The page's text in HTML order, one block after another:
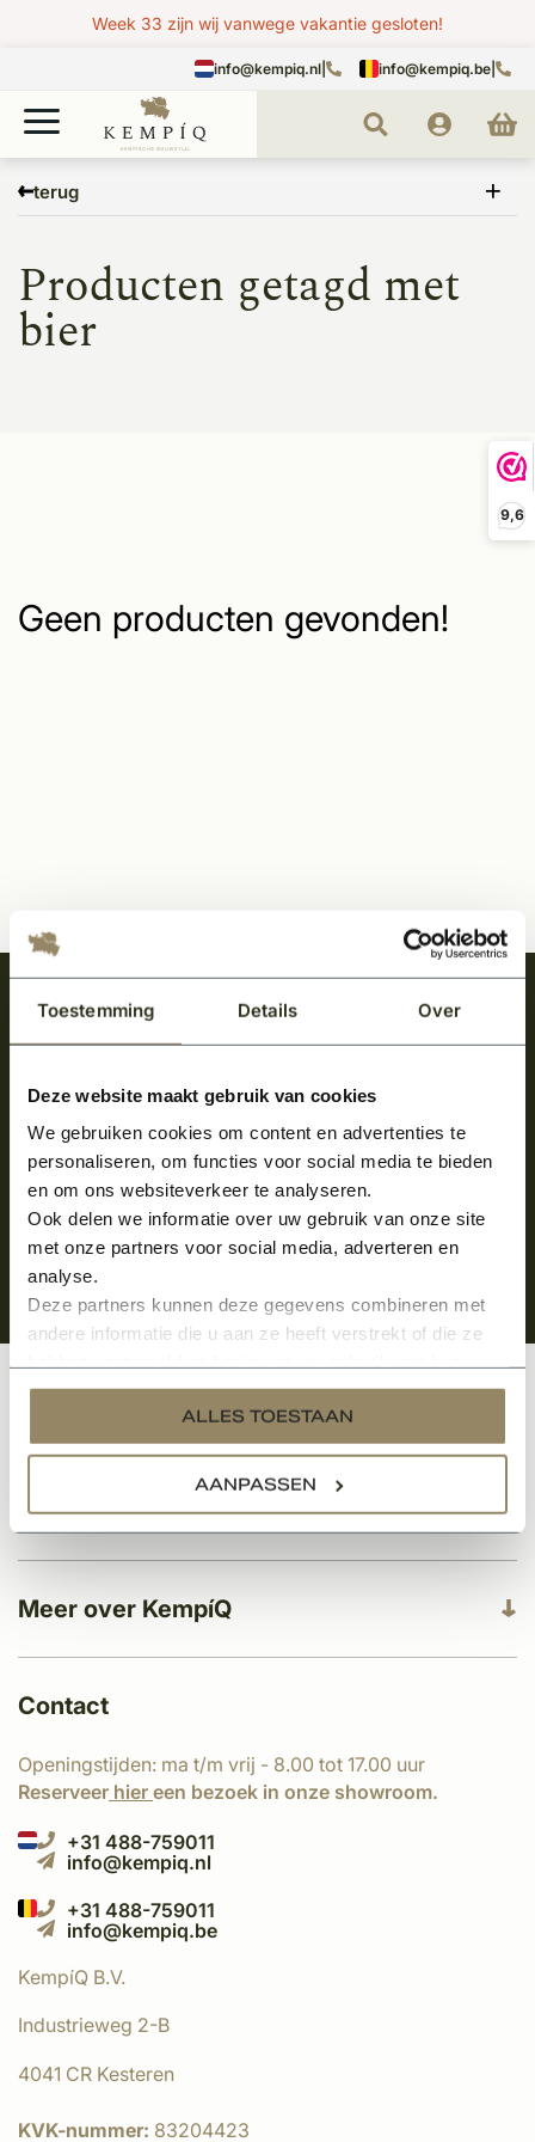
Toestemming Details Over
Deze website maakt gebruik van cookies
We gebruiken cookies om content en advertenties te
personaliseren, om functies voor social media te bieden
en om ons websiteverkeer te analyseren.
Ook delen we informatie over uw gebruik van onze site
met onze partners voor social media, adverteren en
analyse.
Deze partners kunnen deze gegevens combineren met
andere informatie die u aan ze heeft verstrekt of die ze
services.
ALLES TOESTAAN
AANPASSEN
9,6
Week 33 zijn wij vanwege vakantie gesloten!
info@kempiq.nl info@kempiq.be
terug
bier
Producten getagd met
bier
Geen producten gevonden!
Meld je aan en ontvang het laatste nieuws
over onze kempische bouwstijl!
Aanmelden voor de nieuwsbrief
Meer over KempíQ
Klantenservice
Categorieën
Contact
Openingstijden: ma t/m vrij - 8.00 tot 17.00 uur
Reserveer hier een bezoek in onze showroom.
+31 488-759011
info@kempiq.nl
+31 488-759011
info@kempiq.be
KempíQ B.V.
Industrieweg 2-B
4041 CR Kesteren
KVK-nummer: 83204423